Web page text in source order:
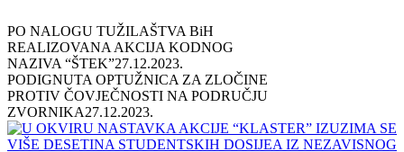
PO NALOGU TUŽILAŠTVA BiH
REALIZOVANA AKCIJA KODNOG
NAZIVA “ŠTEK”27.12.2023.
PODIGNUTA OPTUŽNICA ZA ZLOČINE
PROTIV ČOVJEČNOSTI NA PODRUČJU
ZVORNIKA27.12.2023.